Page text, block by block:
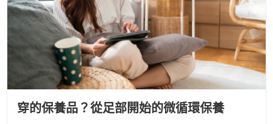
穿的保養品？從足部開始的微循環保養